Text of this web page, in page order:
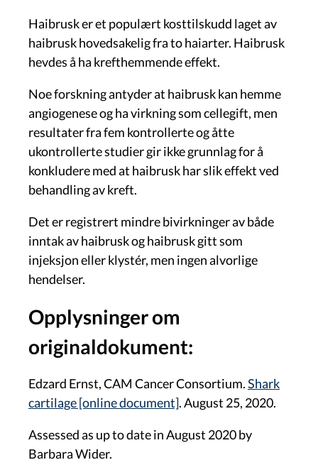
Haibrusk er et populært kosttilskudd laget av
haibrusk hovedsakelig fra to haiarter. Haibrusk
hevdes å ha krefthemmende effekt.
Noe forskning antyder at haibrusk kan hemme
angiogenese og ha virkning som cellegift, men
resultater fra fem kontrollerte og åtte
ukontrollerte studier gir ikke grunnlag for å
konkludere med at haibrusk har slik effekt ved
behandling av kreft.
Det er registrert mindre bivirkninger av både
inntak av haibrusk og haibrusk gitt som
injeksjon eller klystér, men ingen alvorlige
hendelser.
Opplysninger om
originaldokument:
Edzard Ernst, CAM Cancer Consortium.Shark
cartilage [online document]. August 25, 2020.
Assessed as up to date in August 2020 by
Barbara Wider.